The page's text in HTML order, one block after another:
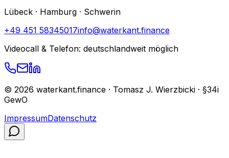
Lübeck · Hamburg · Schwerin
+49 451 58345017info@waterkant.finance
Videocall & Telefon: deutschlandweit möglich
© 2026 waterkant.finance · Tomasz J. Wierzbicki · §34i
GewO
ImpressumDatenschutz